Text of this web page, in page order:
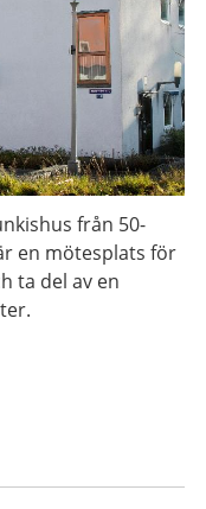
från 50-
en mötesplats för
ta del av en